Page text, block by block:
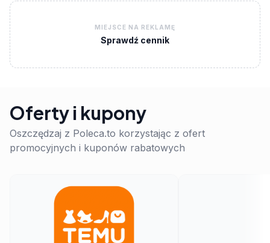
MIEJSCE NA REKLAMĘ
Sprawdź cennik
Oferty i kupony
Oszczędzaj z Poleca.to korzystając z ofert
promocyjnych i kuponów rabatowych